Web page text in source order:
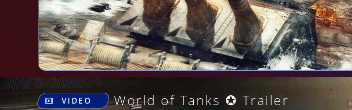
.
VIDEO
World of Tanks ✪ Trailer